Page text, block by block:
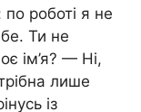
роботі я не
Ти не
ім’я? — Ні,
лише
із